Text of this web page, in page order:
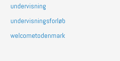
undervisning
undervisningsforløb
welcometodenmark